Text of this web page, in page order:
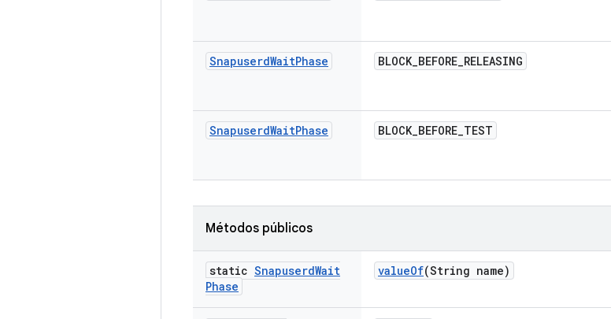
SnapuserdWaitPhase BLOCK_BEFORE_RELEASING
SnapuserdWaitPhase BLOCK_BEFORE_TEST
Métodos públicos
static SnapuserdWait
Phase
valueOf(String name)